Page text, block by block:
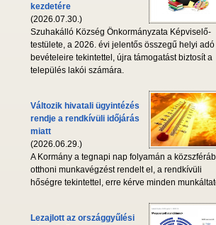
kezdetére
(2026.07.30.)
Szuhakálló Község Önkormányzata Képviselő-
testülete, a 2026. évi jelentős összegű helyi adó
bevételeire tekintettel, újra támogatást biztosít a
település lakói számára.
Változik hivatali ügyintézés
rendje a rendkívüli időjárás
miatt
(2026.06.29.)
A Kormány a tegnapi nap folyamán a
otthoni munkavégzést rendelt el, a rendkívüli
hőségre tekintettel, erre kérve minden
Lezajlott az országgyűlési